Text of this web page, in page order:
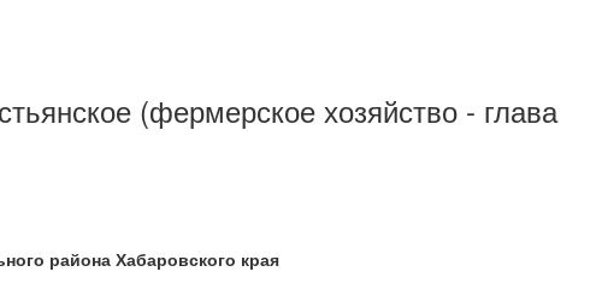
(фермерское хозяйство - глава
района Хабаровского края